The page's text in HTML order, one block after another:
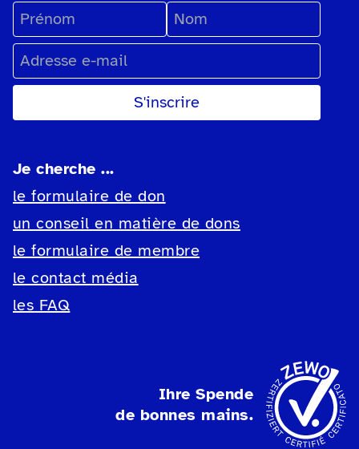
Prénom
Nom
Adresse e-mail
Je cherche ...
le formulaire de don
un conseil en matière de dons
le formulaire de membre
le contact média
les FAQ
Ihre Spende
de bonnes mains.